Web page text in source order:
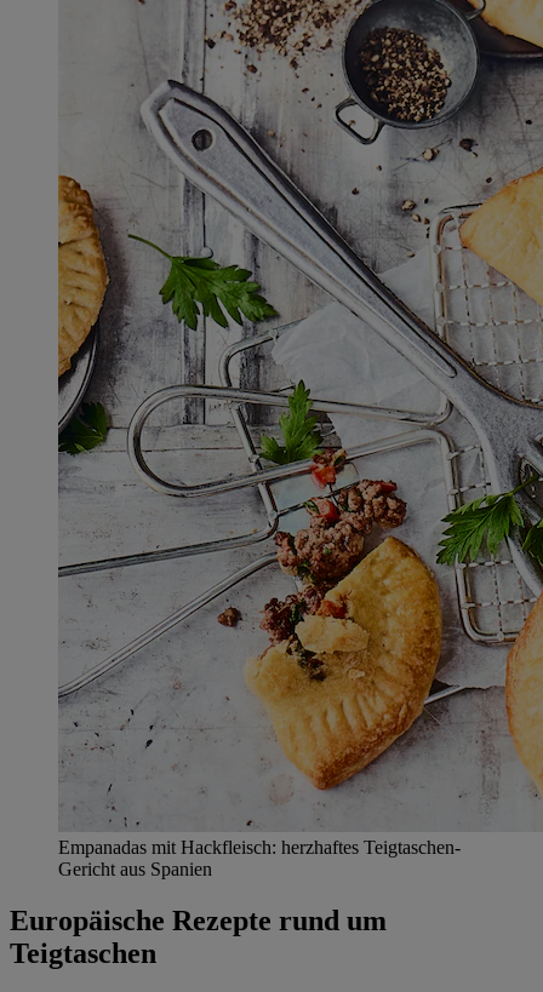
Empanadas mit Hackfleisch: herzhaftes Teigtaschen-
Gericht aus Spanien
Europäische Rezepte rund um
Teigtaschen